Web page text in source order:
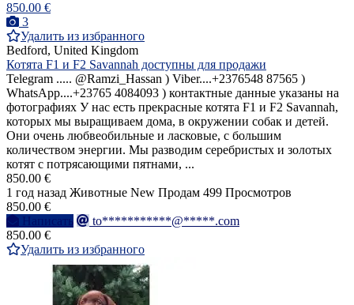
850.00 €
3
Удалить из избранного
Bedford, United Kingdom
Котята F1 и F2 Savannah доступны для продажи
Telegram ..... @Ramzi_Hassan ) Viber....+2376548 87565 )
WhatsApp....+23765 4084093 ) контактные данные указаны на
фотографиях У нас есть прекрасные котята F1 и F2 Savannah,
которых мы выращиваем дома, в окружении собак и детей.
Они очень любвеобильные и ласковые, с большим
количеством энергии. Мы разводим серебристых и золотых
котят с потрясающими пятнами, ...
850.00 €
1 год назад Животные New Продам 499 Просмотров
850.00 €
Написать
to***********@*****.com
850.00 €
Удалить из избранного